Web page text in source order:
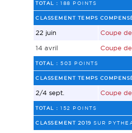
TOTAL : 188 POINTS
CLASSEMENT TEMPS
22 juin Coupe
14 avril Coupe
TOTAL : 503 POINTS
CLASSEMENT TEMPS
2/4 sept. Coupe
TOTAL : 152 POINTS
CLASSEMENT 2019 SUR